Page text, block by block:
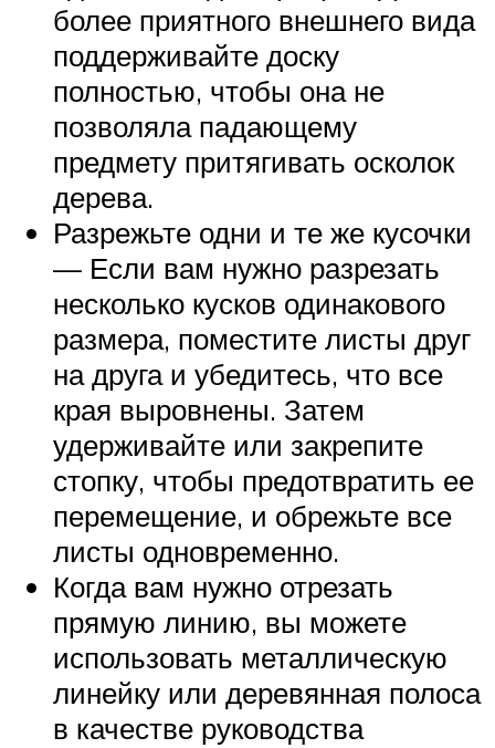
более приятного внешнего вида
поддерживайте доску
полностью, чтобы она не
позволяла падающему
предмету притягивать осколок
дерева.
Разрежьте одни и те же кусочки
— Если вам нужно разрезать
несколько кусков одинакового
размера, поместите листы друг
на друга и убедитесь, что все
края выровнены. Затем
удерживайте или закрепите
стопку, чтобы предотвратить ее
перемещение, и обрежьте все
листы одновременно.
Когда вам нужно отрезать
прямую линию, вы можете
использовать металлическую
линейку или деревянная полоса
в качестве руководства